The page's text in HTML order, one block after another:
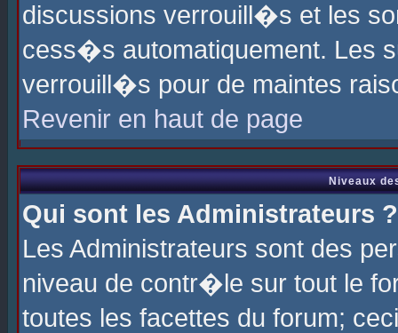
discussions verrouill�s et les
cess�s automatiquement. Les
verrouill�s pour de maintes
Revenir en haut de page
Niveaux
Qui sont les Administrateurs ?
Les Administrateurs sont des
niveau de contr�le sur tout le
toutes les facettes du forum;